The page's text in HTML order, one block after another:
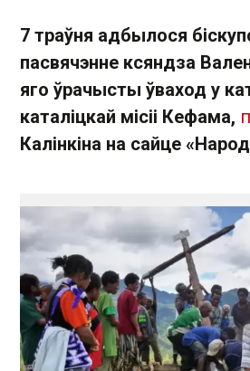
7 траўня адбылося
пасвячэнне ксяндза
яго ўрачысты ўваход у
каталіцкай місіі Кефама,
Калінкіна на сайце